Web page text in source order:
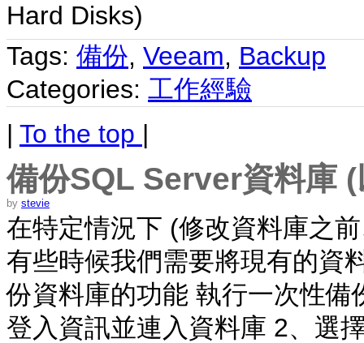
Hard Disks)
Tags: 備份, Veeam, Backup
Categories: 工作經驗
| To the top |
備份SQL Server資料庫
by stevie
在特定情況下 (修改資料庫之
有些時候我們需要將現有的資
份資料庫的功能 執行一次性
登入資訊並連入資料庫 2、選